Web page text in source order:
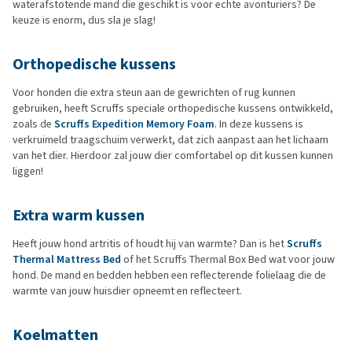
waterafstotende mand die geschikt is voor echte avonturiers? De
keuze is enorm, dus sla je slag!
Orthopedische kussens
Voor honden die extra steun aan de gewrichten of rug kunnen
gebruiken, heeft Scruffs speciale orthopedische kussens ontwikkeld,
zoals de Scruffs Expedition Memory Foam. In deze kussens is
verkruimeld traagschuim verwerkt, dat zich aanpast aan het lichaam
van het dier. Hierdoor zal jouw dier comfortabel op dit kussen kunnen
liggen!
Extra warm kussen
Heeft jouw hond artritis of houdt hij van warmte? Dan is hetScruffs
Thermal Mattress Bed of het Scruffs Thermal Box Bed wat voor jouw
hond. De mand en bedden hebben een reflecterende folielaag die de
warmte van jouw huisdier opneemt en reflecteert.
Koelmatten